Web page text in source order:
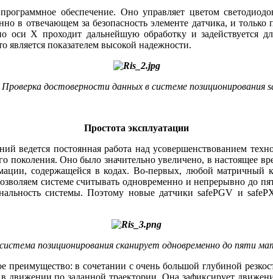
обеспечение. Оно управляет цветом
в отвечающем за безопасность элементе датчика, и
оси X проходит дальнейшую обработку и задействуется
является показателем высокой надежности.
достоверности данных в системе позиционирования
Простота эксплуатации
ведется постоянная работа над усовершенствованием
Оно было значительно увеличено, в настоящее
содержащейся в кодах. Во‑первых, любой
системе считывать одновременно и непрерывно до
системы. Поэтому новые датчики safePGV и
позиционирования сканирует одновременно до пяти
в сочетании с очень большой глубиной